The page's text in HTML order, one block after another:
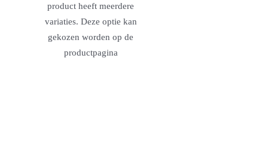
product heeft meerdere
variaties. Deze optie kan
gekozen worden op de
productpagina